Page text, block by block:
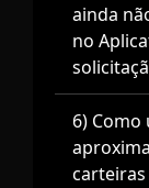
ainda
no
6)